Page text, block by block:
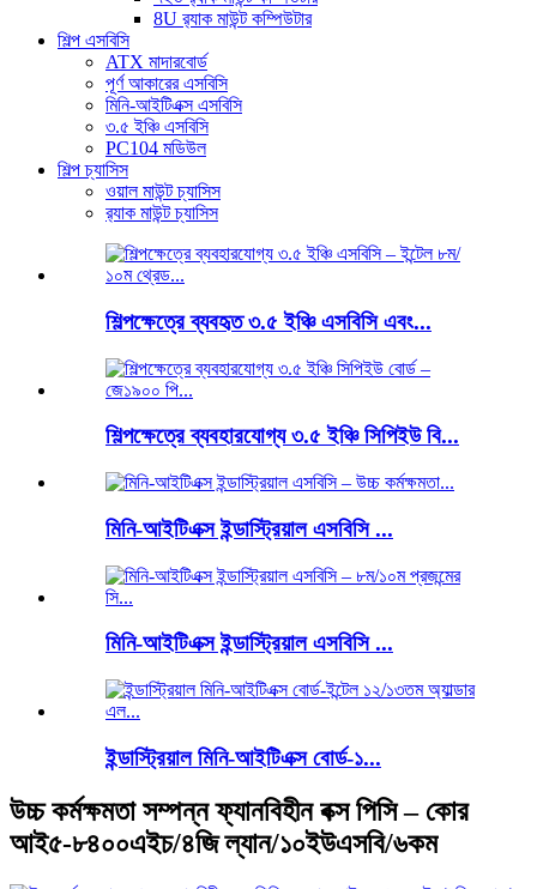
8U র‍্যাক মাউন্ট কম্পিউটার
শিল্প এসবিসি
ATX মাদারবোর্ড
পূর্ণ আকারের এসবিসি
মিনি-আইটিএক্স এসবিসি
৩.৫ ইঞ্চি এসবিসি
PC104 মডিউল
শিল্প চ্যাসিস
ওয়াল মাউন্ট চ্যাসিস
র‍্যাক মাউন্ট চ্যাসিস
শিল্পক্ষেত্রে ব্যবহৃত ৩.৫ ইঞ্চি এসবিসি এবং...
শিল্পক্ষেত্রে ব্যবহারযোগ্য ৩.৫ ইঞ্চি সিপিইউ বি...
মিনি-আইটিএক্স ইন্ডাস্ট্রিয়াল এসবিসি ...
মিনি-আইটিএক্স ইন্ডাস্ট্রিয়াল এসবিসি ...
ইন্ডাস্ট্রিয়াল মিনি-আইটিএক্স বোর্ড-১...
উচ্চ কর্মক্ষমতা সম্পন্ন ফ্যানবিহীন বক্স পিসি – কোর
আই৫-৮৪০০এইচ/৪জি ল্যান/১০ইউএসবি/৬কম